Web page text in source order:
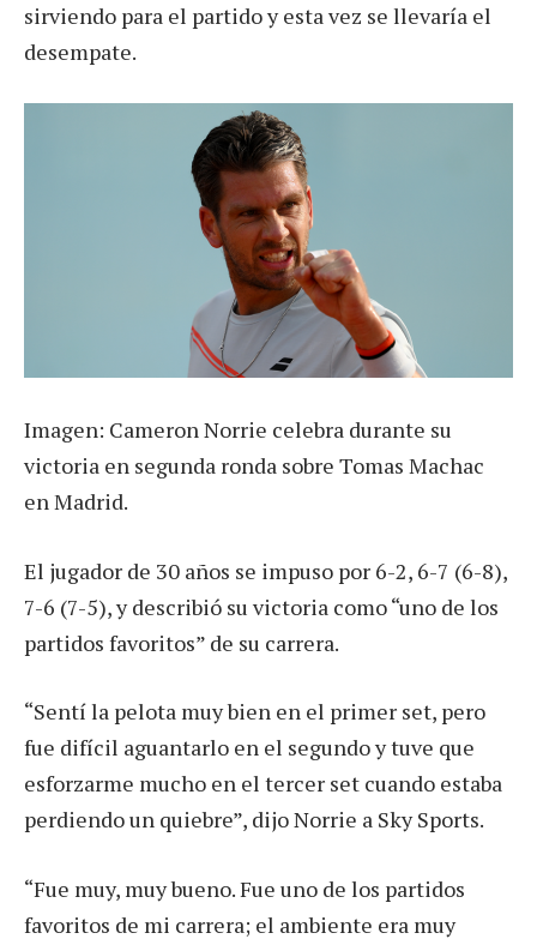
sirviendo para el partido y esta vez se llevaría el
desempate.
Imagen: Cameron Norrie celebra durante su
victoria en segunda ronda sobre Tomas Machac
en Madrid.
El jugador de 30 años se impuso por 6-2, 6-7 (6-8),
7-6 (7-5), y describió su victoria como “uno de los
partidos favoritos” de su carrera.
“Sentí la pelota muy bien en el primer set, pero
fue difícil aguantarlo en el segundo y tuve que
esforzarme mucho en el tercer set cuando estaba
perdiendo un quiebre”, dijo Norrie a Sky Sports.
“Fue muy, muy bueno. Fue uno de los partidos
favoritos de mi carrera; el ambiente era muy